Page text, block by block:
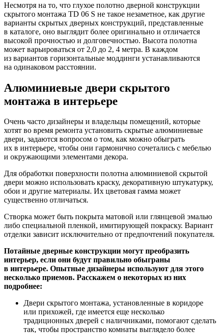
Несмотря на то, что глухое полотно дверной конструкции
скрытого монтажа TD 06 S не такое незаметное, как другие
варианты скрытых дверных конструкций, представленные
в каталоге, оно выглядит более оригинально и отличается
высокой прочностью и долговечностью. Высота полотна
может варьироваться от 2,0 до 2, 4 метра. В каждом
из вариантов горизонтальные моддинги устанавливаются
на одинаковом расстоянии.
Алюминиевые двери скрытого
монтажа в интерьере
Очень часто дизайнеры и владельцы помещений, которые
хотят во время ремонта установить скрытые алюминиевые
двери, задаются вопросом о том, как можно обыграть
их в интерьере, чтобы они гармонично сочетались с мебелью
и окружающими элементами декора.
Для обработки поверхности полотна алюминиевой скрытой
двери можно использовать краску, декоративную штукатурку,
обои и другие материалы. Их цветовая гамма может
существенно отличаться.
Створка может быть покрыта матовой или глянцевой эмалью
либо специальной пленкой, имитирующей покраску. Вариант
отделки зависит исключительно от предпочтений покупателя.
Потайные дверные конструкции могут преобразить
интерьер, если они будут правильно обыграны
в интерьере. Опытные дизайнеры используют для этого
несколько приемов. Расскажем о некоторых из них
подробнее:
Двери скрытого монтажа, установленные в коридоре
или прихожей, где имеется еще несколько
традиционных дверей с наличниками, помогают сделать
так, чтобы пространство комнаты выглядело более